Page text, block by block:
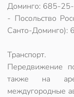
Доминго: 685-
- Посольство
Санто-
Транспорт.
Передвижение
также на
междугородные